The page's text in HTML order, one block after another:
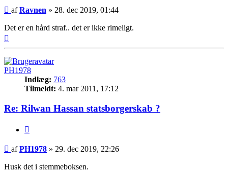
Indlæg
afRavnen » 28. dec 2019, 01:44
Det er en hård straf.. det er ikke rimeligt.
PH1978
Indlæg: 763
Tilmeldt: 4. mar 2011, 17:12
Re: Rilwan Hassan statsborgerskab ?
Indlæg
afPH1978 » 29. dec 2019, 22:26
Husk det i stemmeboksen.